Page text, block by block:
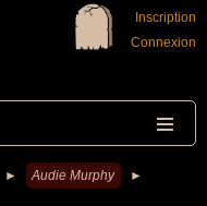
Inscription
Connexion
► Audie Murphy ►